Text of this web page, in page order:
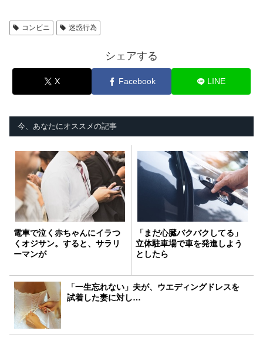
コンビニ 迷惑行為
シェアする
X Facebook LINE
今、あなたにオススメの記事
電車で泣く赤ちゃんにイラつ
くオジサン。すると、サラリ
ーマンが
「まだ心臓バクバクしてる」
立体駐車場で車を発進しよう
としたら
「一生忘れない」夫が、ウエディングドレスを
試着した妻に対し…